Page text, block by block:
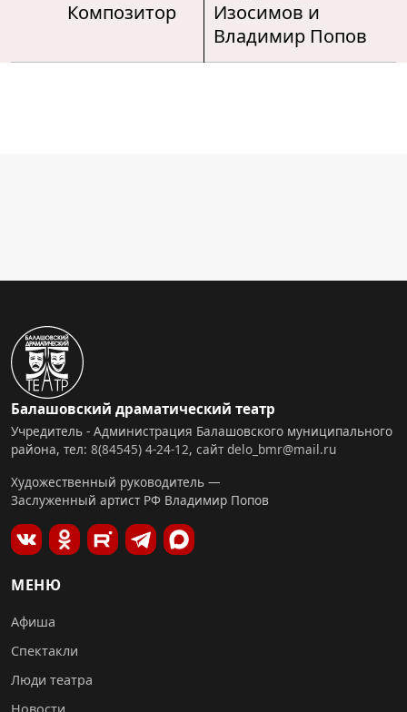
Композитор
Изосимов и
Владимир Попов
Балашовский драматический театр
Учредитель - Администрация Балашовского муниципального
района, тел: 8(84545) 4-24-12, сайт delo_bmr@mail.ru
Художественный руководитель —
Заслуженный артист РФ Владимир Попов
МЕНЮ
Афиша
Спектакли
Люди театра